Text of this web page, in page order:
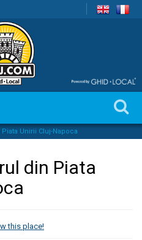
Unirii Cluj-Napoca
din Piata
this place!